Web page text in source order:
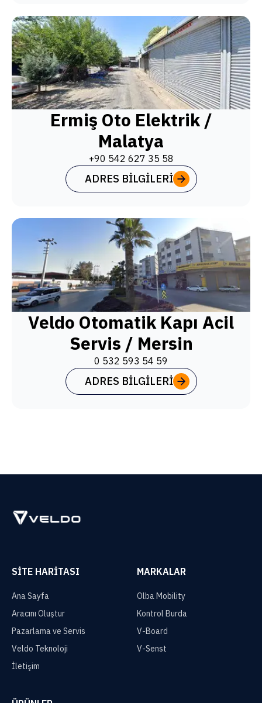
Ermiş Oto Elektrik /
Malatya
+90 542 627 35 58
ADRES BILGILERI
Veldo Otomatik Kapı Acil
Servis / Mersin
0 532 593 54 59
ADRES BILGILERI
SITE HARITASI
Ana Sayfa
Aracını Oluştur
Pazarlama ve Servis
Veldo Teknoloji
İletişim
MARKALAR
Olba Mobility
Kontrol Burda
V-Board
V-Senst